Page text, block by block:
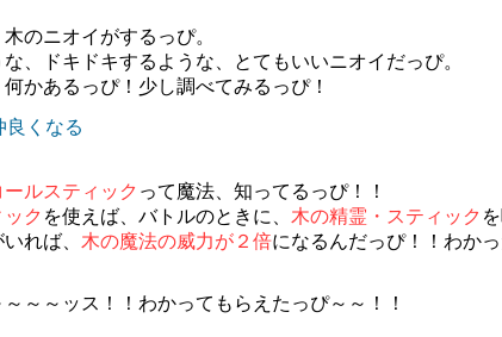
木のニオイがするっぴ。
、ドキドキするような、とてもいいニオイだっぴ。
かあるっぴ！少し調べてみるっぴ！
良くなる
ールスティック って魔法、知ってるっぴ！！
ク を使えば、バトルのときに、 木の精霊・スティック
いれば、 木の魔法の威力が２倍になるんだっぴ！！わか
～～～ッス！！わかってもらえたっぴ～～！！